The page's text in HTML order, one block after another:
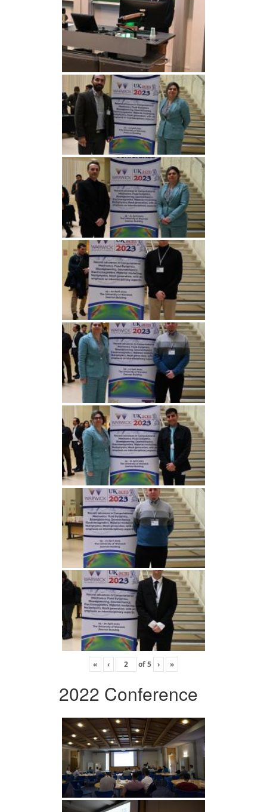
« ‹ of5 › »
2022 Conference